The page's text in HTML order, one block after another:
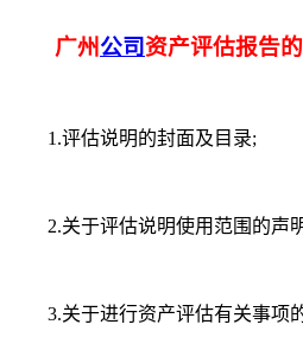
广州公司资产评估报告
1.评估说明的封面及目录;
2.关于评估说明使用范围的声
3.关于进行资产评估有关事项